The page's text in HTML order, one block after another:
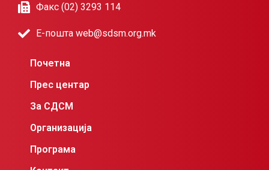
Факс (02) 3293 114
Е-пошта web@sdsm.org.mk
Почетна
Прес центар
За СДСМ
Организација
Програма